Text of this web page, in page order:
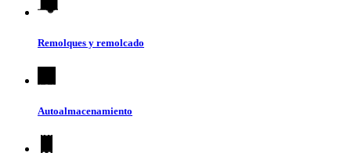
Remolques y remolcado
Autoalmacenamiento